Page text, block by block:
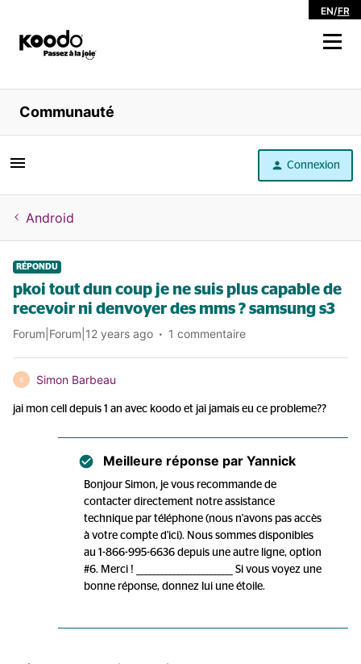
EN/FR
Magasiner
Libre service
Aide
Communauté
Connexion
Android
RÉPONDU
pkoi tout dun coup je ne suis plus capable de
recevoir ni denvoyer des mms ? samsung s3
Forum|Forum|12 years ago 1 commentaire
S Simon Barbeau
jai mon cell depuis 1 an avec koodo et jai jamais eu ce probleme??
Meilleure réponse par Yannick
Bonjour Simon, je vous recommande de
contacter directement notre assistance
technique par téléphone (nous n'avons pas accès
à votre compte d'ici). Nous sommes disponibles
au 1-866-995-6636 depuis une autre ligne, option
#6. Merci ! ________________________ Si vous voyez une
bonne réponse, donnez lui une étoile.